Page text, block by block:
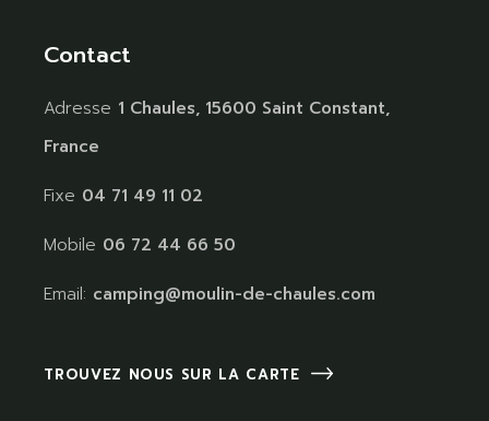
Contact
Adresse 1 Chaules, 15600 Saint Constant,
France
Fixe 04 71 49 11 02
Mobile 06 72 44 66 50
Email: camping@moulin-de-chaules.com
TROUVEZ NOUS SUR LA CARTE